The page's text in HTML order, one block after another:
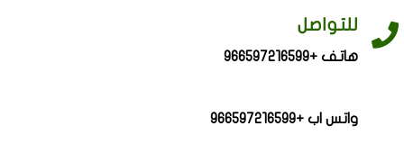
للتواصل
هاتف +966597216599
واتس اب +966597216599